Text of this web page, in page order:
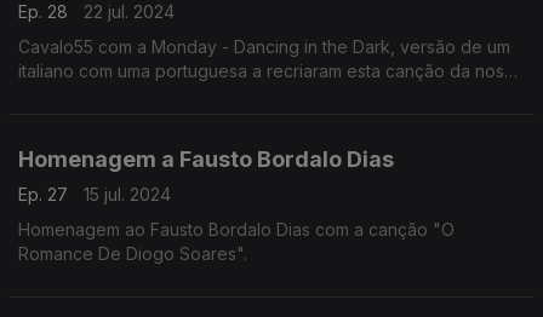
Ep. 28
22 jul. 2024
Cavalo55 com a Monday - Dancing in the Dark, versão de um
italiano com uma portuguesa a recriaram esta canção da nossa
Homenagem a Fausto Bordalo Dias
Ep. 27
15 jul. 2024
Homenagem ao Fausto Bordalo Dias com a canção "O
Romance De Diogo Soares".